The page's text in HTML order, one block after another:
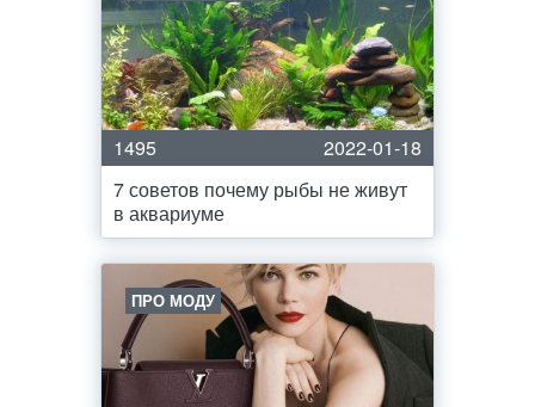
1495
2022-01-18
7 советов почему рыбы не живут
в аквариуме
ПРО МОДУ